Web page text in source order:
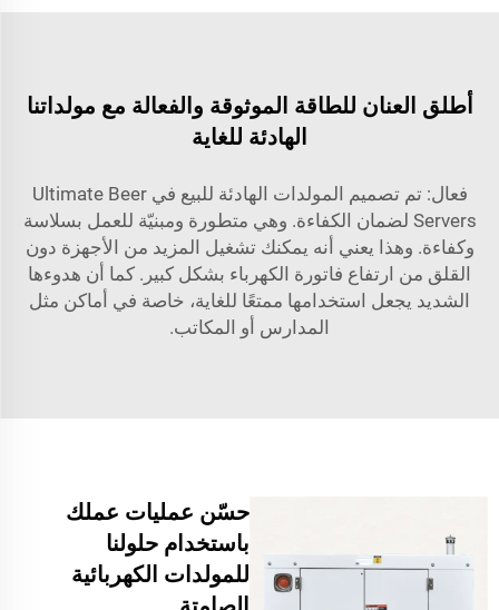
أطلق العنان للطاقة الموثوقة والفعالة مع مولداتنا
الهادئة للغاية
فعال: تم تصميم المولدات الهادئة للبيع في Ultimate Beer
Servers لضمان الكفاءة. وهي متطورة ومبنيّة للعمل بسلاسة
وكفاءة. وهذا يعني أنه يمكنك تشغيل المزيد من الأجهزة دون
القلق من ارتفاع فاتورة الكهرباء بشكل كبير. كما أن هدوءها
الشديد يجعل استخدامها ممتعًا للغاية، خاصة في أماكن مثل
المدارس أو المكاتب.
حسّن عمليات عملك
باستخدام حلولنا
للمولدات الكهربائية